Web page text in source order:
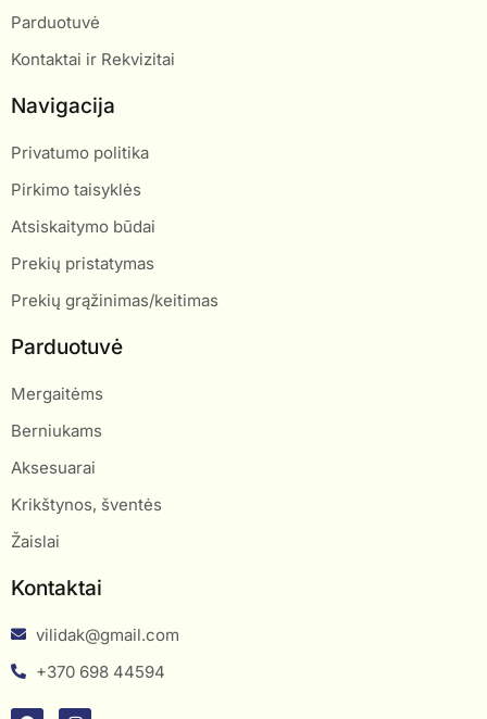
Parduotuvė
Kontaktai ir Rekvizitai
Navigacija
Privatumo politika
Pirkimo taisyklės
Atsiskaitymo būdai
Prekių pristatymas
Prekių grąžinimas/keitimas
Parduotuvė
Mergaitėms
Berniukams
Aksesuarai
Krikštynos, šventės
Žaislai
Kontaktai
vilidak@gmail.com
+370 698 44594